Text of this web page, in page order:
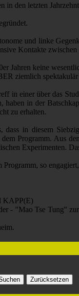
in den letzten
und linke
Kontakte
Jahren keine
ziemlich
in einer über das
haben in der
zu erhalten.
dass in diesem
Programm. Aus
Experimenten.
so
KAPP(E)
- "Mao Tse Tung"
Zurücksetzen